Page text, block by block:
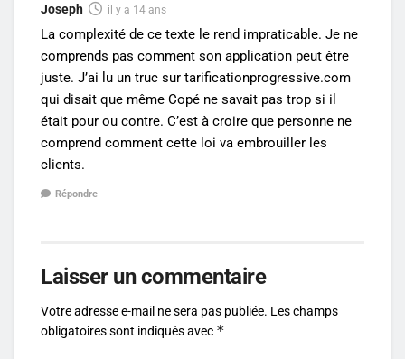
Joseph il y a 14 ans
La complexité de ce texte le rend impraticable. Je ne
comprends pas comment son application peut être
juste. J’ai lu un truc sur tarificationprogressive.com
qui disait que même Copé ne savait pas trop si il
était pour ou contre. C’est à croire que personne ne
comprend comment cette loi va embrouiller les
clients.
Répondre
Laisser un commentaire
Votre adresse e-mail ne sera pas publiée. Les champs
obligatoires sont indiqués avec *